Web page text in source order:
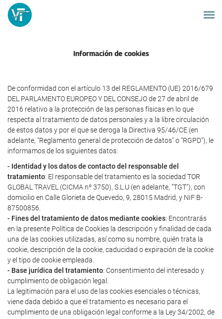
Información de cookies
De conformidad con el artículo 13 del REGLAMENTO (UE) 2016/679
DEL PARLAMENTO EUROPEO Y DEL CONSEJO de 27 de abril de
2016 relativo a la protección de las personas físicas en lo que
respecta al tratamiento de datos personales y a la libre circulación
de estos datos y por el que se deroga la Directiva 95/46/CE (en
adelante, "Reglamento general de protección de datos" o "RGPD"), le
informamos de los siguientes datos:
- Identidad y los datos de contacto del responsable del
tratamiento: El responsable del tratamiento es la sociedad TOR
GLOBAL TRAVEL (CICMA nº 3750), S.L.U (en adelante, "TGT"), con
domicilio en Calle Glorieta de Quevedo, 9, 28015 Madrid, y NIF B-
87500856.
- Fines del tratamiento de datos mediante cookies: Encontrarás
en la presente Política de Cookies la descripción y finalidad de cada
una de las cookies utilizadas, así como su nombre, quién trata la
cookie, descripción de la cookie, caducidad o expiración de la cookie
y el tipo de cookie empleada.
- Base jurídica del tratamiento: Consentimiento del interesado y
cumplimiento de obligación legal.
La legitimación para el uso de las cookies esenciales o técnicas,
viene dada debido a que el tratamiento es necesario para el
cumplimiento de una obligación legal conforme a la Ley 34/2002, de